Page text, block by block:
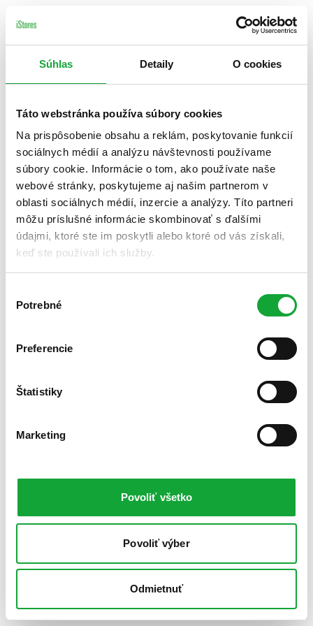
Súhlas Detaily O cookies
Táto webstránka používa súbory cookies
Na prispôsobenie obsahu a reklám, poskytovanie funkcií
sociálnych médií a analýzu návštevnosti používame
súbory cookie. Informácie o tom, ako používate naše
webové stránky, poskytujeme aj našim partnerom v
oblasti sociálnych médií, inzercie a analýzy. Títo partneri
môžu príslušné informácie skombinovať s ďalšími
údajmi, ktoré ste im poskytli alebo ktoré od vás získali,
keď ste používali ich služby.
súhlasu
Potrebné
Preferencie
Štatistiky
Marketing
Povoliť všetko
Povoliť výber
Odmietnuť